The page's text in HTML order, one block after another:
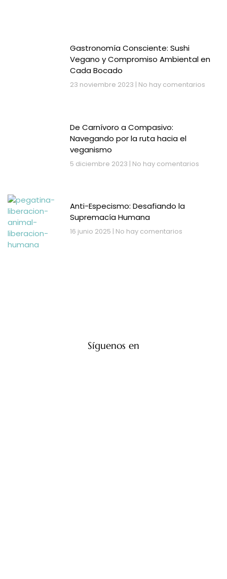
Gastronomía Consciente: Sushi
Vegano y Compromiso Ambiental en
Cada Bocado
23 noviembre 2023 No hay comentarios
De Carnívoro a Compasivo:
Navegando por la ruta hacia el
veganismo
5 diciembre 2023 No hay comentarios
Anti-Especismo: Desafiando la
Supremacía Humana
16 junio 2025 No hay comentarios
Síguenos en